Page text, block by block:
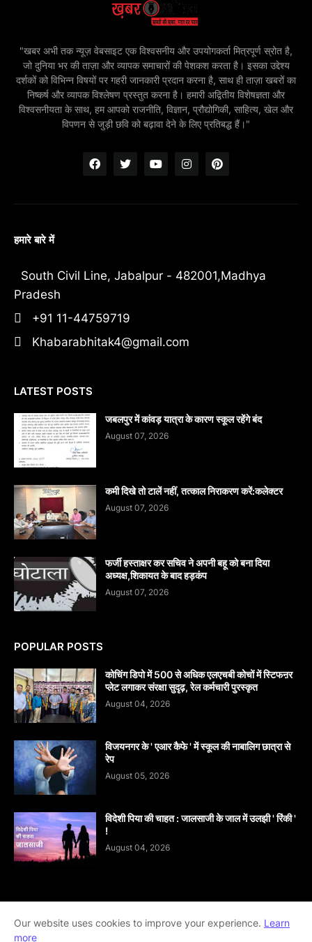
"खबर अभी तक न्यूज़ वेबसाइट एक विश्वसनीय और उपयोगकर्ता मित्रपूर्ण स्रोत है,
जो दुनिया भर की ताज़ा और व्यापक समाचारों की पेशकश करता है। इसका उद्देश्य
दर्शकों को विभिन्न विषयों पर गहरी जानकारी प्रदान करना है, साथ ही ताज़ा खबरों का
निष्कर्ष और व्यापक विश्लेषण प्रस्तुत करना है। हमारी अद्वितीय विशेषज्ञता और
विश्वसनीयता के साथ, हम आपको राजनीति, विज्ञान, प्रौद्योगिकी, साहित्य, खेल और
विपणन से जुड़ी छवि को बढ़ावा देने के लिए प्रतिबद्ध हैं।"
हमारे बारे में
South Civil Line, Jabalpur - 482001,Madhya
Pradesh
+91 11-44759719
Khabarabhitak4@gmail.com
LATEST POSTS
जबलपुर में कांवड़ यात्रा के कारण स्कूल रहेंगे बंद
August 07, 2026
कमी दिखे तो टालें नहीं, तत्काल निराकरण करें:कलेक्टर
August 07, 2026
फर्जी हस्ताक्षर कर सचिव ने अपनी बहू को बना दिया
अध्यक्ष,शिकायत के बाद हड़कंप
August 07, 2026
POPULAR POSTS
कोचिंग डिपो में 500 से अधिक एलएचबी कोचों में स्टिफऩर
प्लेट लगाकर संरक्षा सुदृढ़, रेल कर्मचारी पुरस्कृत
August 04, 2026
विजयनगर के ' एआर कैफे ' में स्कूल की नाबालिग छात्रा से
रेप
August 05, 2026
विदेशी पिया की चाहत : जालसाजी के जाल में उलझी ' रिंकी '
!
August 04, 2026
Home About contact-us
Disclaimer
Our website uses cookies to improve your experience. Learn
more